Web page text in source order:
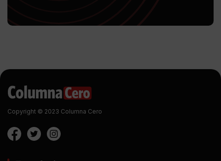
Copyright © 2023 Columna Cero